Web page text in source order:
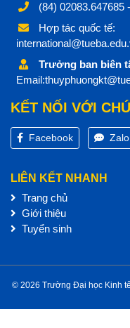
(84) 02083.647685 -
Hợp tác quốc tế:
Trưởng ban biên
KẾT NỐI VỚI
Facebook Zalo
LIÊN KẾT NHANH
Trang chủ
Giới thiệu
Tuyển sinh
© 2026 Trường Đại học Kinh